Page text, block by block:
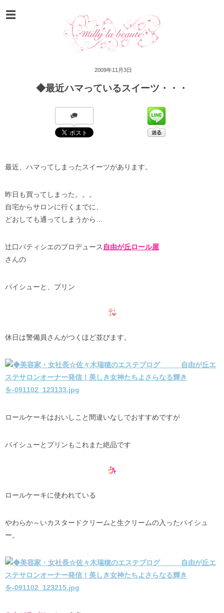
2009年11月3日
◆最近ハマっているスイーツ・・・
最近、ハマってしまったスイーツがあります。
昨日も買ってしまった。。。
自宅からサロンに行くまでに、
どおしても通ってしまうから…
辻口パティシエのプロデュース 自由が丘ロール屋
さんの
パイシューと、プリン
休日は警備員さんがつくほど並びます。
ロールケーキはおいしこと間違いなしでおすすめですが
パイシューとプリンもこれまた絶品です
ロールケーキに使われている
やわらか～いカスタードクリームと生クリームの入ったパイシュ
ー。